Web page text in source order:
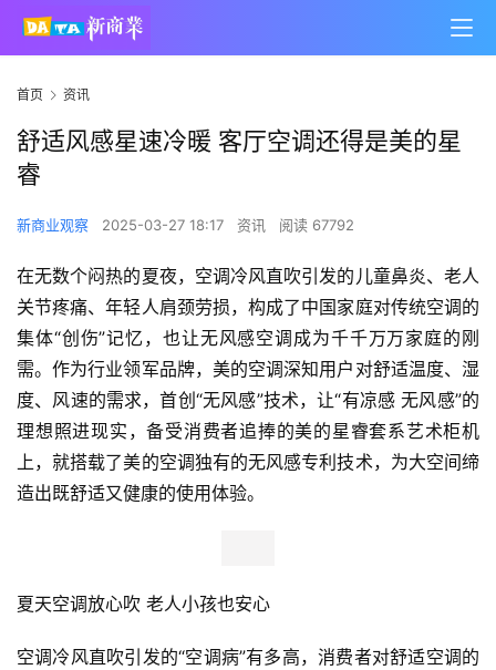
首页 资讯
舒适风感星速冷暖 客厅空调还得是美的星
睿
新商业观察 2025-03-27 18:17 资讯 阅读 67792
在无数个闷热的夏夜，空调冷风直吹引发的儿童鼻炎、老人
关节疼痛、年轻人肩颈劳损，构成了中国家庭对传统空调的
集体“创伤”记忆，也让无风感空调成为千千万万家庭的刚
需。作为行业领军品牌，美的空调深知用户对舒适温度、湿
度、风速的需求，首创“无风感”技术，让“有凉感 无风感”的
理想照进现实，备受消费者追捧的美的星睿套系艺术柜机
上，就搭载了美的空调独有的无风感专利技术，为大空间缔
造出既舒适又健康的使用体验。
夏天空调放心吹 老人小孩也安心
空调冷风直吹引发的“空调病”有多高，消费者对舒适空调的